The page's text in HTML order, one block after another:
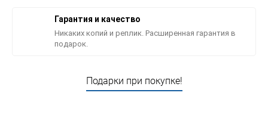
Гарантия и качество
Никаких копий и реплик. Расширенная гарантия в
подарок.
Подарки при покупке!